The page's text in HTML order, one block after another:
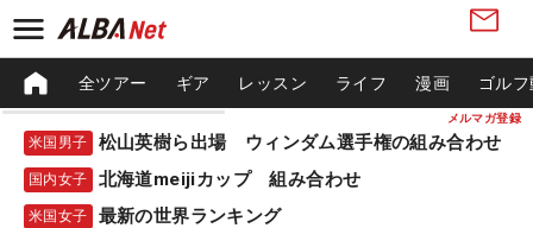
メルマガ登録
全ツアー ギア レッスン ライフ 漫画 ゴル
米国男子 松山英樹ら出場 ウィンダム選手権の組み合わせ
国内女子 北海道meijiカップ 組み合わせ
米国女子 最新の世界ランキング